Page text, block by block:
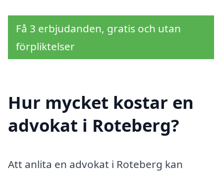
Få 3 erbjudanden, gratis och utan
förpliktelser
Hur mycket kostar en
advokat i Roteberg?
Att anlita en advokat i Roteberg kan